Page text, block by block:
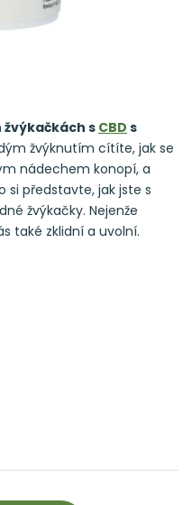
sCBD s
žvýknutím cítíte, jak se
nádechem konopí, a
si představte, jak jste s
žvýkačky. Nejenže
také zklidní a uvolní.